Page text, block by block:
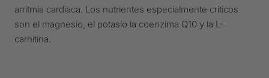
arritmia cardiaca. Los nutrientes especialmente críticos
son el magnesio, el potasio la coenzima Q10 y la L-
carnitina.